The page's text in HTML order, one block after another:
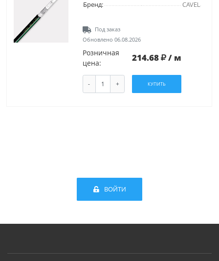
Бренд:
CAVEL
Под заказ
Обновлено 06.08.2026
Розничная
цена:
214.68 / м
- + КУПИТЬ
ВОЙТИ